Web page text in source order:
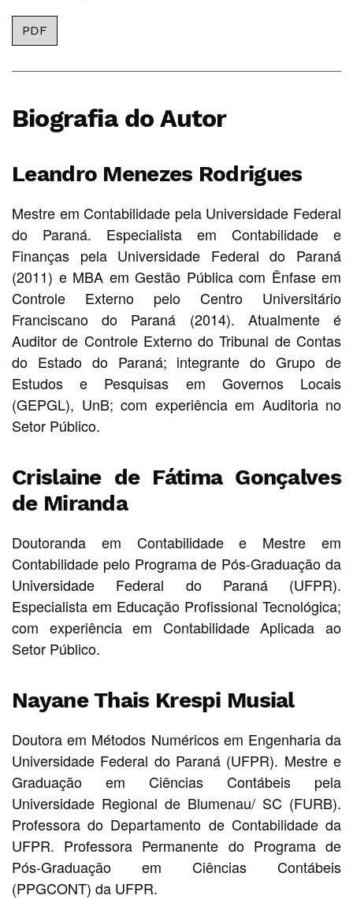
PDF
Biografia do Autor
Leandro Menezes Rodrigues
Mestre em Contabilidade pela Universidade Federal
do Paraná. Especialista em Contabilidade e
Finanças pela Universidade Federal do Paraná
(2011) e MBA em Gestão Pública com Ênfase em
Controle Externo pelo Centro Universitário
Franciscano do Paraná (2014). Atualmente é
Auditor de Controle Externo do Tribunal de Contas
do Estado do Paraná; integrante do Grupo de
Estudos e Pesquisas em Governos Locais
(GEPGL), UnB; com experiência em Auditoria no
Setor Público.
Crislaine de Fátima Gonçalves
de Miranda
Doutoranda em Contabilidade e Mestre em
Contabilidade pelo Programa de Pós-Graduação da
Universidade Federal do Paraná (UFPR).
Especialista em Educação Profissional Tecnológica;
com experiência em Contabilidade Aplicada ao
Setor Público.
Nayane Thais Krespi Musial
Doutora em Métodos Numéricos em Engenharia da
Universidade Federal do Paraná (UFPR). Mestre e
Graduação em Ciências Contábeis pela
Universidade Regional de Blumenau/ SC (FURB).
Professora do Departamento de Contabilidade da
UFPR. Professora Permanente do Programa de
Pós-Graduação em Ciências Contábeis
(PPGCONT) da UFPR.